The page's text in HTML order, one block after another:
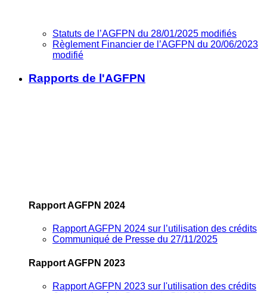
Statuts de l’AGFPN du 28/01/2025 modifiés
Règlement Financier de l’AGFPN du 20/06/2023
modifié
Rapports de l'AGFPN
Rapport AGFPN 2024
Rapport AGFPN 2024 sur l’utilisation des crédits
Communiqué de Presse du 27/11/2025
Rapport AGFPN 2023
Rapport AGFPN 2023 sur l'utilisation des crédits